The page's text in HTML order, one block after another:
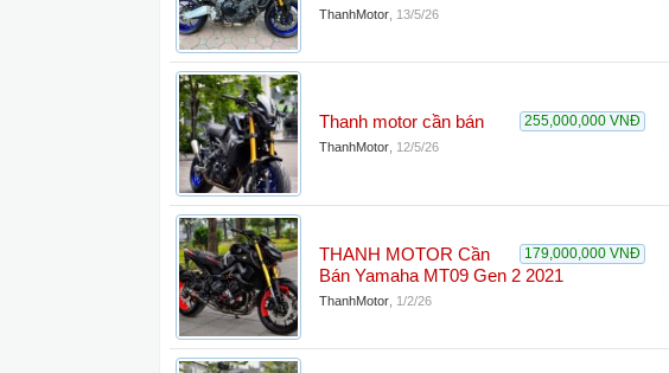
ThanhMotor 13/5/26
255,000,000 VNĐ
Thanh motor cần bán
ThanhMotor 12/5/26
179,000,000 VNĐ
THANH MOTOR Cần
Bán Yamaha MT09 Gen 2 2021
ThanhMotor 1/2/26